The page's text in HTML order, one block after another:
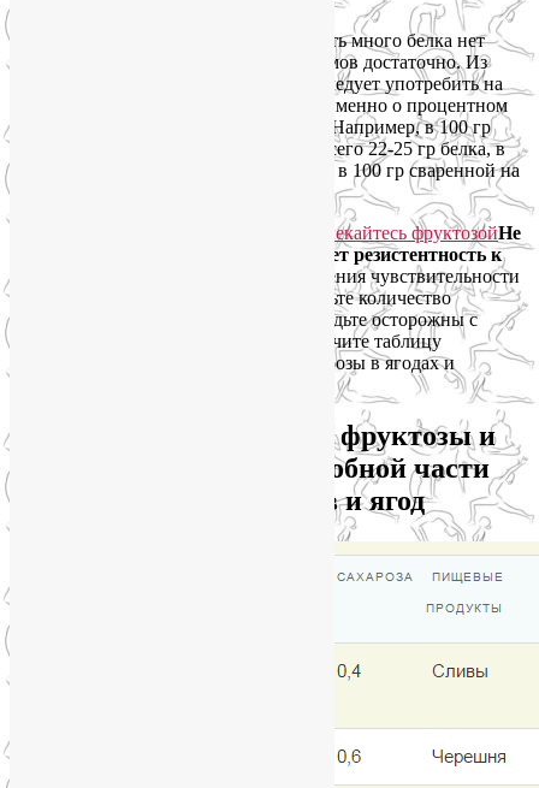
Тем не менее, в течение дня употреблять много белка нет
необходимости — в сутки 75-100 граммов достаточно. Из
этого количества как минимум 25 гр следует употребить на
завтрак. Имейте в виду, что речь идет именно о процентном
содержании белка в составе продукта. Например, в 100 гр
вареной куриной грудки содержится всего 22-25 гр белка, в
твороге жирностью 9% — 17 гр белка, в 100 гр сваренной на
Не
увлекайтесь фруктозой, она повышает резистентность к
В целях восстановления чувствительности
организма к гормону лептину ограничьте количество
фруктозы в дневном рационе 25 гр. Будьте осторожны с
фруктами и ягодами! Внимательно изучите таблицу
содержания глюкозы, фруктозы и сахарозы в ягодах и
Содержание глюкозы, фруктозы и
сахарозы в 100 г съедобной части
овощей, фруктов и ягод